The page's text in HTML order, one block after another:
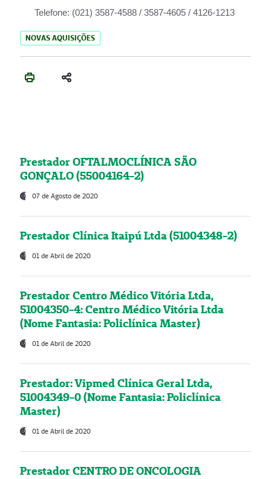
Telefone: (021) 3587-4588 / 3587-4605 / 4126-1213
NOVAS AQUISIÇÕES
Prestador OFTALMOCLÍNICA SÃO
GONÇALO (55004164-2)
07 de Agosto de 2020
Prestador Clínica Itaipú Ltda (51004348-2)
01 de Abril de 2020
Prestador Centro Médico Vitória Ltda,
51004350-4: Centro Médico Vitória Ltda
(Nome Fantasia: Policlínica Master)
01 de Abril de 2020
Prestador: Vipmed Clínica Geral Ltda,
51004349-0 (Nome Fantasia: Policlínica
Master)
01 de Abril de 2020
Prestador CENTRO DE ONCOLOGIA